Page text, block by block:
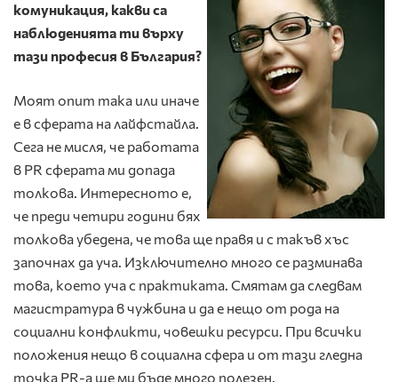
комуникация, какви са
наблюденията ти върху
тази професия в България?
Моят опит така или иначе
е в сферата на лайфстайла.
Сега не мисля, че работата
в PR сферата ми допада
толкова. Интересното е,
че преди четири години бях
толкова убедена, че това ще правя и с такъв хъс
започнах да уча. Изключително много се разминава
това, което уча с практиката. Смятам да следвам
магистратура в чужбина и да е нещо от рода на
социални конфликти, човешки ресурси. При всички
положения нещо в социална сфера и от тази гледна
точка PR-а ще ми бъде много полезен.